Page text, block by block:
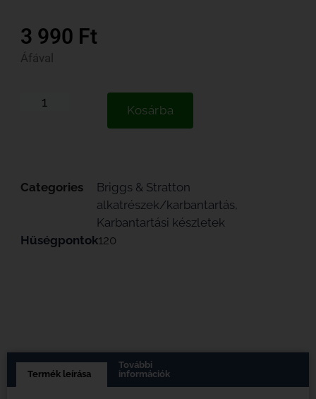
3 990 Ft
Áfával
Kosárba
Categories
Briggs & Stratton
alkatrészek/karbantartás,
Karbantartási készletek
Hűségpontok120
Termék leírása
További
információk